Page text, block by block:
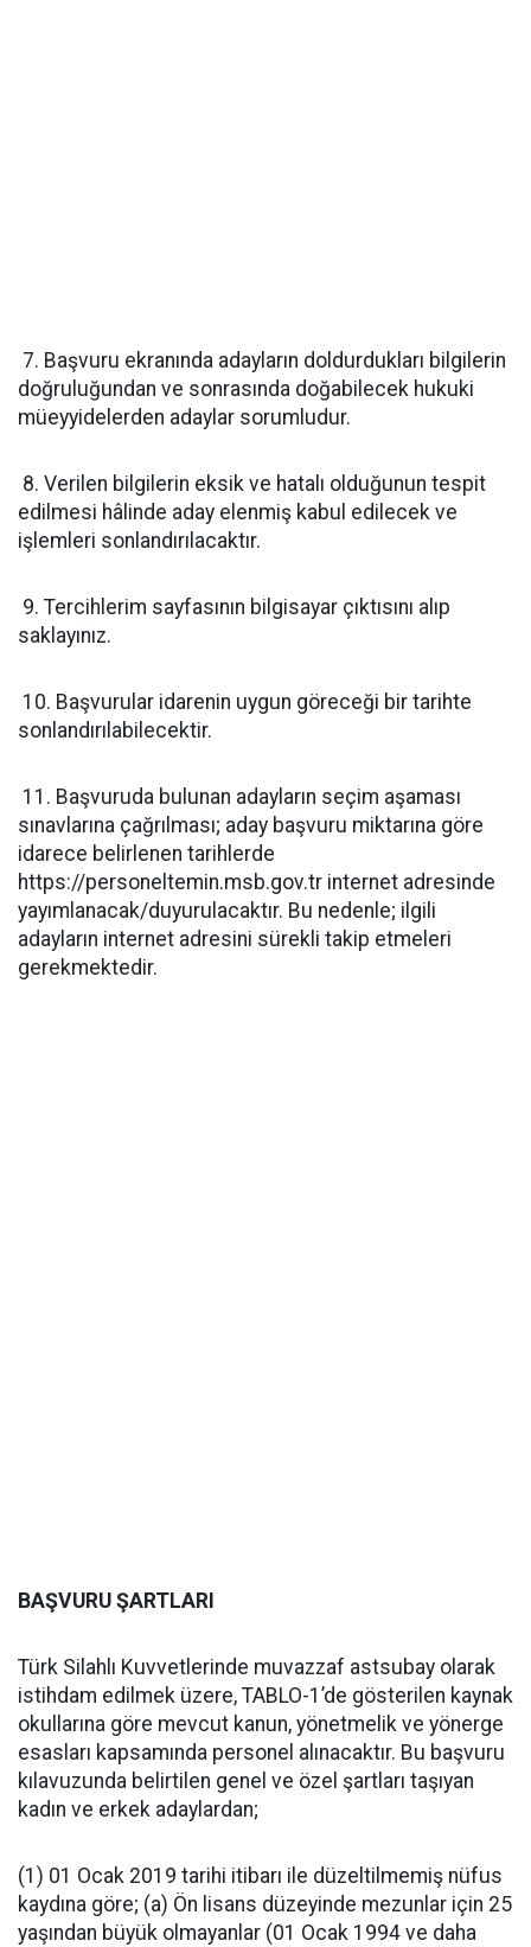
7. Başvuru ekranında adayların doldurdukları bilgilerin
doğruluğundan ve sonrasında doğabilecek hukuki
müeyyidelerden adaylar sorumludur.
8. Verilen bilgilerin eksik ve hatalı olduğunun tespit
edilmesi hâlinde aday elenmiş kabul edilecek ve
işlemleri sonlandırılacaktır.
9. Tercihlerim sayfasının bilgisayar çıktısını alıp
saklayınız.
10. Başvurular idarenin uygun göreceği bir tarihte
sonlandırılabilecektir.
11. Başvuruda bulunan adayların seçim aşaması
sınavlarına çağrılması; aday başvuru miktarına göre
idarece belirlenen tarihlerde
https://personeltemin.msb.gov.tr internet adresinde
yayımlanacak/duyurulacaktır. Bu nedenle; ilgili
adayların internet adresini sürekli takip etmeleri
gerekmektedir.
BAŞVURU ŞARTLARI
Türk Silahlı Kuvvetlerinde muvazzaf astsubay olarak
istihdam edilmek üzere, TABLO-1’de gösterilen kaynak
okullarına göre mevcut kanun, yönetmelik ve yönerge
esasları kapsamında personel alınacaktır. Bu başvuru
kılavuzunda belirtilen genel ve özel şartları taşıyan
kadın ve erkek adaylardan;
(1) 01 Ocak 2019 tarihi itibarı ile düzeltilmemiş nüfus
kaydına göre; (a) Ön lisans düzeyinde mezunlar için 25
yaşından büyük olmayanlar (01 Ocak 1994 ve daha